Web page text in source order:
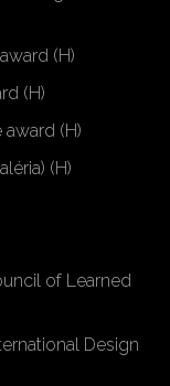
(H)
(H)
(H)
(H)
of Learned
Design